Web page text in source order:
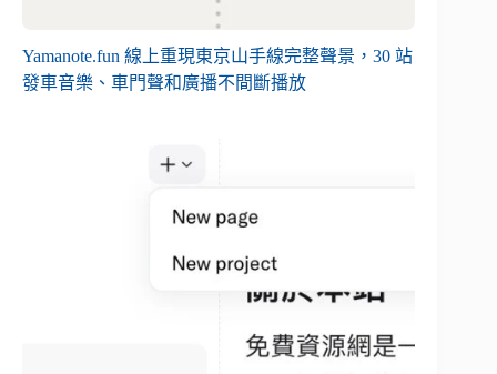
Yamanote.fun 線上重現東京山手線完整聲景，30 站
發車音樂、車門聲和廣播不間斷播放